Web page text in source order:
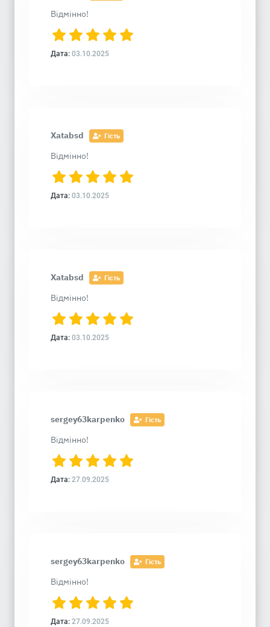
Відмінно!
Дата: 03.10.2025
Xatabsd Гість
Відмінно!
Дата: 03.10.2025
Xatabsd Гість
Відмінно!
Дата: 03.10.2025
sergey63karpenko Гість
Відмінно!
Дата: 27.09.2025
sergey63karpenko Гість
Відмінно!
Дата: 27.09.2025